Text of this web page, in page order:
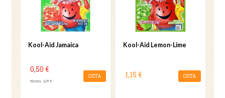
Kool-Aid Jamaica
0,50 €
Norm. 1,15 €
OSTA
Kool-Aid Lemon-Lime
1,15 € OSTA